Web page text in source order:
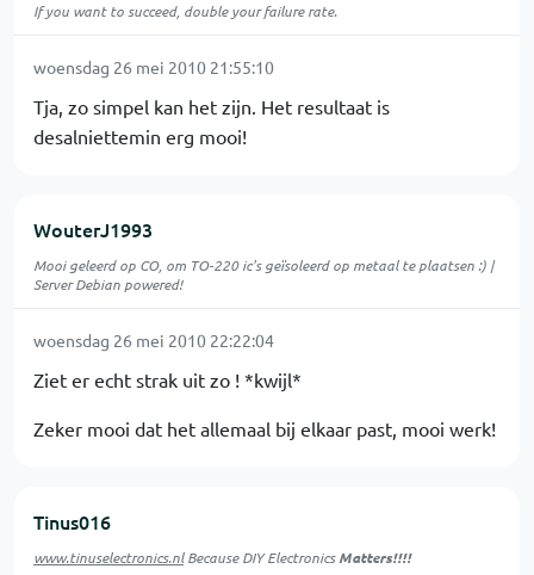
If you want to succeed, double your failure rate.
woensdag 26 mei 2010 21:55:10
Tja, zo simpel kan het zijn. Het resultaat is
desalniettemin erg mooi!
WouterJ1993
Mooi geleerd op CO, om TO-220 ic's geïsoleerd op metaal te plaatsen :) |
Server Debian powered!
woensdag 26 mei 2010 22:22:04
Ziet er echt strak uit zo ! *kwijl*
Zeker mooi dat het allemaal bij elkaar past, mooi werk!
Tinus016
www.tinuselectronics.nlBecause DIY ElectronicsMatters!!!!